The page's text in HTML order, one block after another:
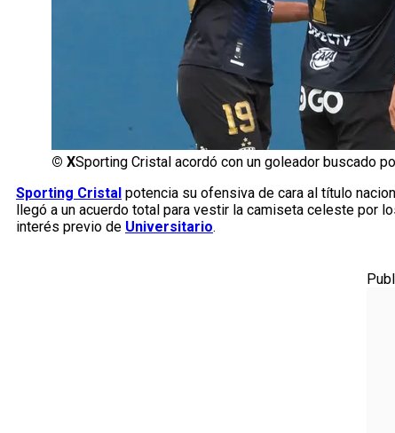
© XSporting Cristal acordó con un goleador buscado
Sporting Cristal potencia su ofensiva de cara al título
llegó a un acuerdo total para vestir la camiseta celeste por
interés previo de Universitario.